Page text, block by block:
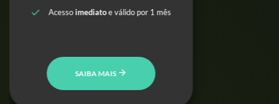
Acessoimediatoe válido por 1 mês
SAIBA MAIS